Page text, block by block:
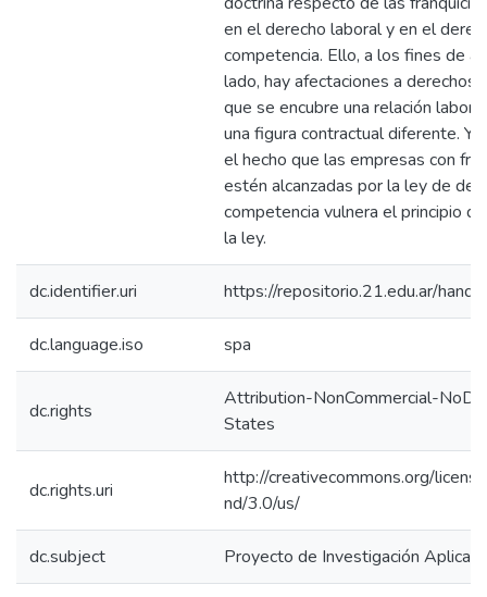
en el derecho laboral y en el
competencia. Ello, a los fines de
lado, hay afectaciones a derechos
que se encubre una relación
una figura contractual diferente. Y,
el hecho que las empresas con
estén alcanzadas por la ley de
competencia vulnera el principio
la ley.
dc.identifier.uri https://repositorio.21.edu.ar/
dc.language.iso spa
dc.rights
Attribution-NonCommercial-
States
dc.rights.uri
http://creativecommons.org/
nd/3.0/us/
dc.subject Proyecto de Investigación